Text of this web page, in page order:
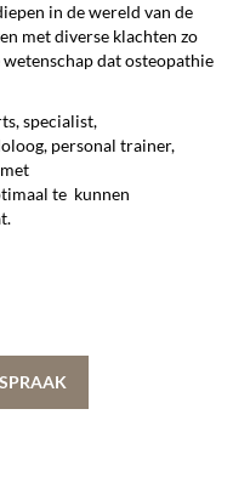
in de wereld van de
met diverse klachten zo
dat osteopathie
specialist,
personal trainer,
te kunnen